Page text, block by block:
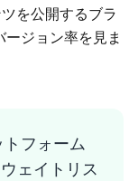
を公開するブラ
ジョン率を見ま
フォーム
ェイトリス